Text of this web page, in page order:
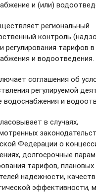
и (или)
региональный
контроль
регулирования тарифов
и водоотведения.
соглашения об
регулируемой
водоснабжения и
в случаях,
Федерации о
долгосрочные
тарифов, плановых
надежности,
эффективности,